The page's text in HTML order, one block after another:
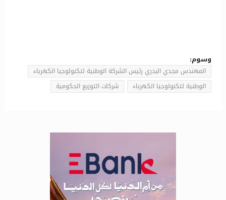
وسوم:
المهندس مجدي البدري رئيس الشركة الوطنية لتكنولوجيا الكهرباء
الوطنية لتكنولوجيا الكهرباء
شركات التوزيع الحكومية